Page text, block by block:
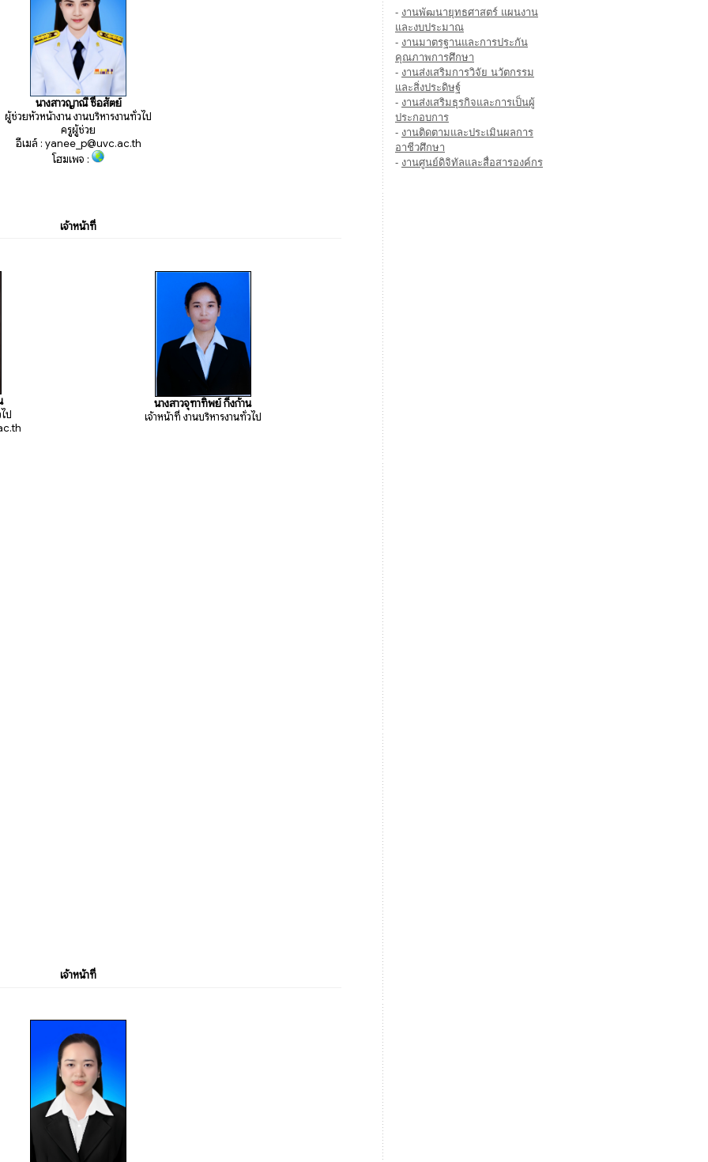
- งานพัฒนายุทธศาสตร์ แผนงาน
และงบประมาณ
- งานมาตรฐานและการประกัน
คุณภาพการศึกษา
- งานส่งเสริมการวิจัย นวัตกรรม
และสิ่งประดิษฐ์
- งานส่งเสริมธุรกิจและการเป็นผู้
ประกอบการ
- งานติดตามและประเมินผลการ
อาชีวศึกษา
- งานศูนย์ดิจิทัลและสื่อสารองค์กร